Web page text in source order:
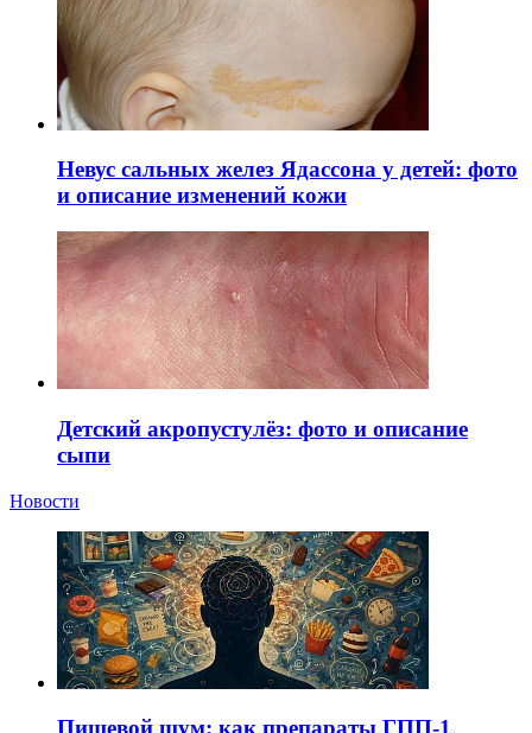
Невус сальных желез Ядассона у детей: фото
и описание изменений кожи
Детский акропустулёз: фото и описание
сыпи
Новости